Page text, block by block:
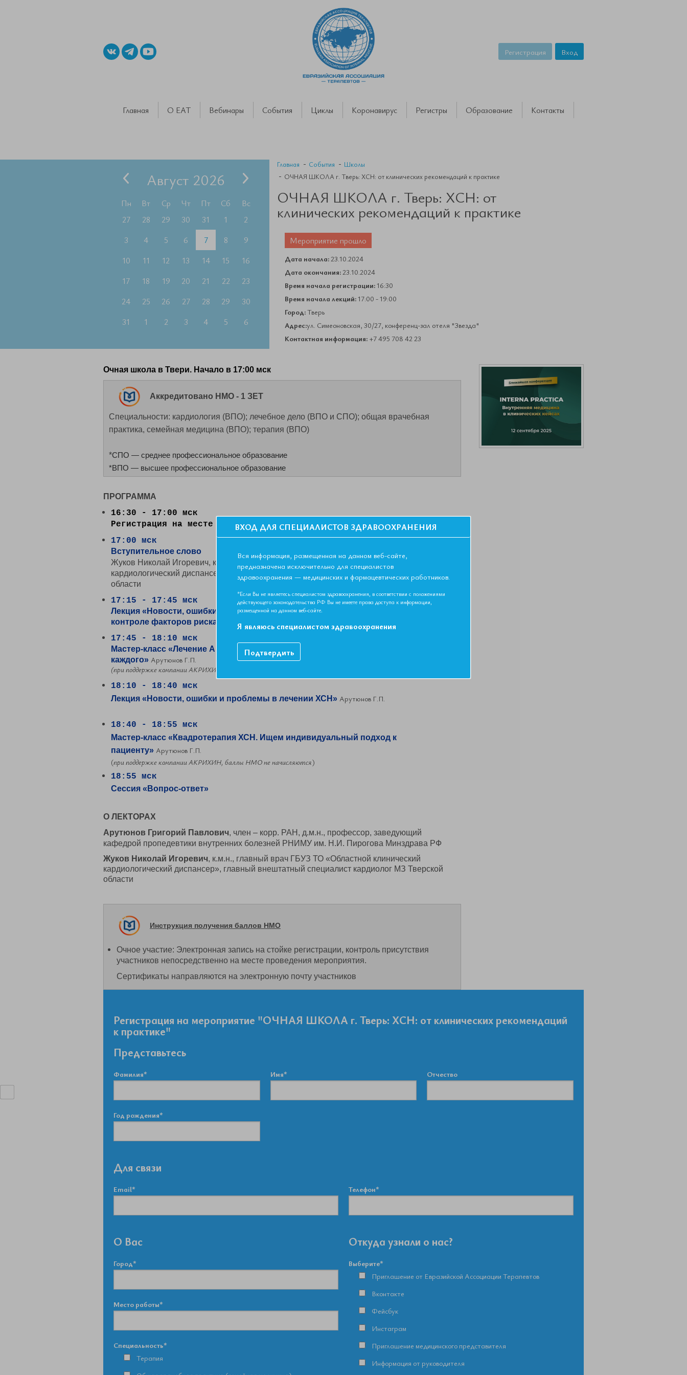
Регистрация Вход
Главная О ЕАТ Вебинары События Циклы Коронавирус Регистры Образование Контакты
Август 2026
Пн Вт Ср Чт Пт Сб
Вс
27
28 29 30 31 1
2
3
4 5 6 7 8
9
10
11 12 13 14 15
16
17
18 19 20 21 22
23
24
25 26 27 28 29
30
31
1 2 3 4 5 6
Главная События
Школы
ОЧНАЯ ШКОЛА г. Тверь: ХСН: от клинических рекомендаций к практике
ОЧНАЯ ШКОЛА г. Тверь: ХСН: от
клинических рекомендаций к практике
Мероприятие прошло
Дата начала:23.10.2024
Дата окончания:23.10.2024
Время начала регистрации:16:30
Время начала лекций:17:00 - 19:00
Город:Тверь
Адрес:ул. Симеоновская, 30/27, конференц-зал отеля "Звезда"
Контактная информация:+7 495 708 42 23
Очная школа в Твери. Начало в 17:00 мск
Аккредитовано НМО - 1 ЗЕТ
Специальности: кардиология (ВПО); лечебное дело (ВПО и СПО); общая врачебная
практика, семейная медицина (ВПО); терапия (ВПО)
*СПО — среднее профессиональное образование
*ВПО — высшее профессиональное образование
ПРОГРАММА
16:30 - 17:00 мск
Регистрация на месте проведения | Кофе-брейк
17:00 мск
Вступительное слово
Жуков Николай Игоревич, к.м.н., главный врач ГБУЗ ТО «Областной клинический
кардиологический диспансер», главный внештатный специалист кардиолог МЗ Тверской
области
17:15 - 17:45 мск
Лекция «Новости, ошибки и проблемы в лечении артериальной гипертензии и
контроле факторов риска»
Арутюнов Г.П.
17:45 - 18:10 мск
Мастер-класс «Лечение АГ и дислипидемии: одинаковое для всех или разное для
каждого» Арутюнов Г.П.
(при поддержке компании АКРИХИН, баллы НМО не начисляются).
18:10 - 18:40 мск
Лекция «Новости, ошибки и проблемы в лечении ХСН» Арутюнов Г.П.
18:40 - 18:55 мск
Мастер-класс «Квадротерапия ХСН. Ищем индивидуальный подход к
пациенту» Арутюнов Г.П.
(при поддержке компании АКРИХИН, баллы НМО не начисляются)
18:55 мск
Сессия «Вопрос-ответ»
О ЛЕКТОРАХ
Арутюнов Григорий Павлович, член – корр. РАН, д.м.н., профессор, заведующий
кафедрой пропедевтики внутренних болезней РНИМУ им. Н.И. Пирогова Минздрава РФ
Жуков Николай Игоревич, к.м.н., главный врач ГБУЗ ТО «Областной клинический
кардиологический диспансер», главный внештатный специалист кардиолог МЗ Тверской
области
Инструкция получения баллов НМО
Очное участие: Электронная запись на стойке регистрации, контроль присутствия
участников непосредственно на месте проведения мероприятия.
Сертификаты направляются на электронную почту участников
Регистрация на мероприятие "ОЧНАЯ ШКОЛА г. Тверь: ХСН: от клинических рекомендаций
к практике"
Представьтесь
Фамилия* Имя* Отчество
Год рождения*
Для связи
Email* Телефон*
О Вас
Город*
Место работы*
Специальность*
Терапия
Откуда узнали о нас?
Выберите*
Приглашение от Евразийской Ассоциации Терапевтов
Вконтакте
Фейсбук
Инстаграм
Приглашение медицинского представителя
Информация от руководителя
ВХОД ДЛЯ СПЕЦИАЛИСТОВ ЗДРАВООХРАНЕНИЯ
Вся информация, размещенная на данном веб-сайте,
предназначена исключительно для специалистов
здравоохранения — медицинских и фармацевтических работников.
*Если Вы не являетесь специалистом здравоохранения, в соответствии с положениями
действующего законодательства РФ Вы не имеете права доступа к информации,
размещенной на данном веб-сайте.
Я являюсь специалистом здравоохранения
Подтвердить